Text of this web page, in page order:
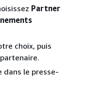
Partner
choix, puis
dans le presse-